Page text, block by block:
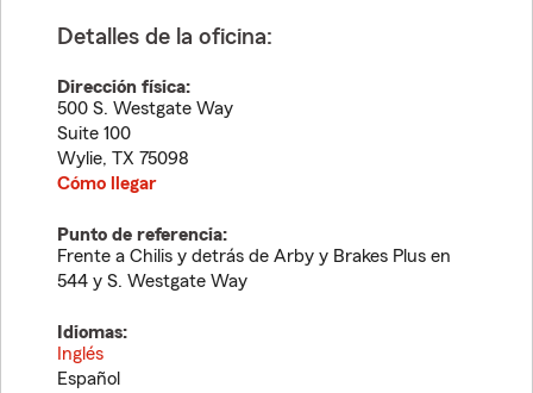
Detalles de la oficina:
Dirección física:
500 S. Westgate Way
Suite 100
Wylie, TX 75098
Cómo llegar
Punto de referencia:
Frente a Chilis y detrás de Arby y Brakes Plus en
544 y S. Westgate Way
Idiomas:
Inglés
Español